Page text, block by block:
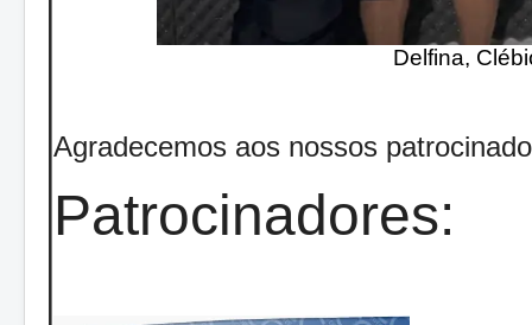
Delfina,
Agradecemos aos nossos
Patrocinadores: